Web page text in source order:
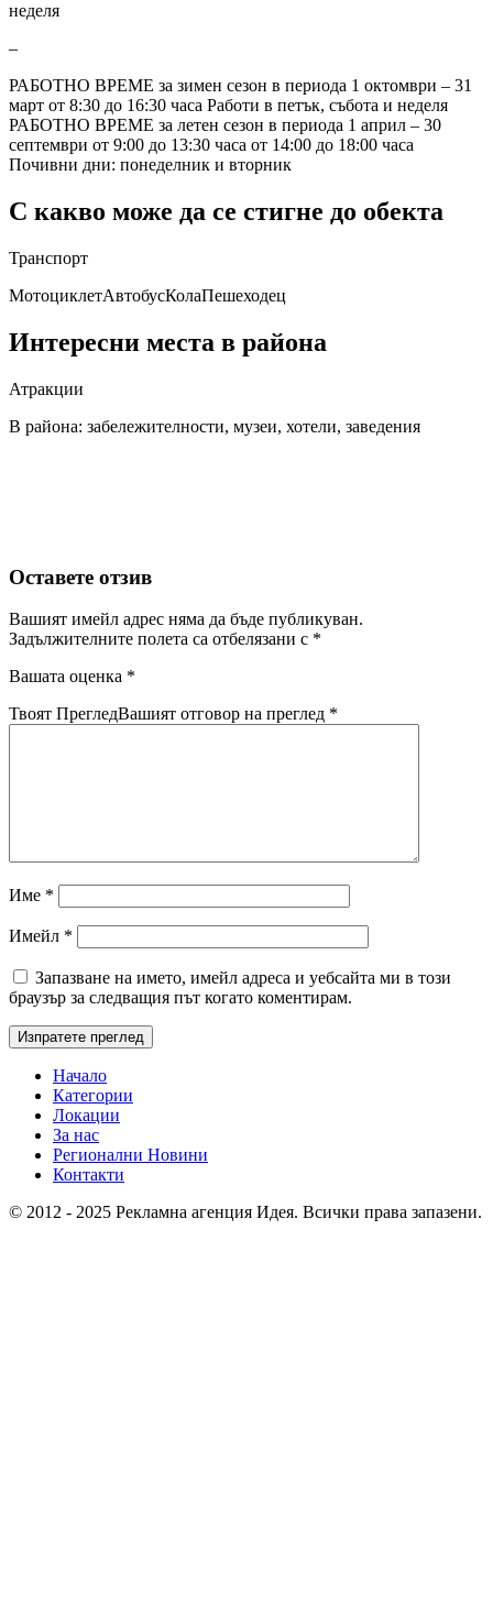
неделя
–
РАБОТНО ВРЕМЕ за зимен сезон в периода 1 октомври – 31
март от 8:30 до 16:30 часа Работи в петък, събота и неделя
РАБОТНО ВРЕМЕ за летен сезон в периода 1 април – 30
септември от 9:00 до 13:30 часа от 14:00 до 18:00 часа
Почивни дни: понеделник и вторник
С какво може да се стигне до обекта
Транспорт
МотоциклетАвтобусКолаПешеходец
Интересни места в района
Атракции
В района: забележителности, музеи, хотели, заведения
Оставете отзив
Вашият имейл адрес няма да бъде публикуван.
Задължителните полета са отбелязани с *
Вашата оценка *
Твоят ПрегледВашият отговор на преглед *
Име *
Имейл *
Запазване на името, имейл адреса и уебсайта ми в този
браузър за следващия път когато коментирам.
Начало
Категории
Локации
За нас
Регионални Новини
Контакти
© 2012 - 2025 Рекламна агенция Идея. Всички права запазени.